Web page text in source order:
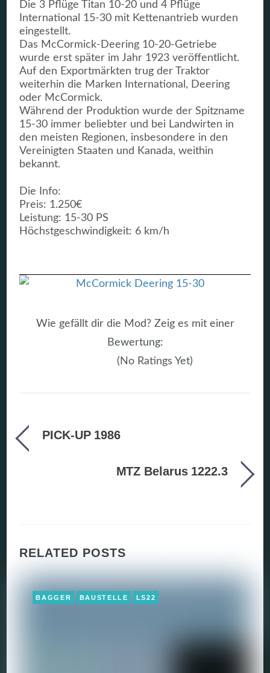
Die 3 Pflüge Titan 10-20 und 4 Pflüge
International 15-30 mit Kettenantrieb wurden
eingestellt.
Das McCormick-Deering 10-20-Getriebe
wurde erst später im Jahr 1923 veröffentlicht.
Auf den Exportmärkten trug der Traktor
weiterhin die Marken International, Deering
oder McCormick.
Während der Produktion wurde der Spitzname
15-30 immer beliebter und bei Landwirten in
den meisten Regionen, insbesondere in den
Vereinigten Staaten und Kanada, weithin
bekannt.
Die Info:
Preis: 1.250€
Leistung: 15-30 PS
Höchstgeschwindigkeit: 6 km/h
Wie gefällt dir die Mod? Zeig es mit einer
Bewertung:
(No Ratings Yet)
PICK-UP 1986
MTZ Belarus 1222.3
RELATED POSTS
BAGGER BAUSTELLE LS22